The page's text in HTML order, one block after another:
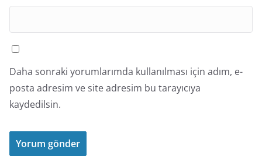
Daha sonraki yorumlarımda kullanılması için adım, e-
posta adresim ve site adresim bu tarayıcıya
kaydedilsin.